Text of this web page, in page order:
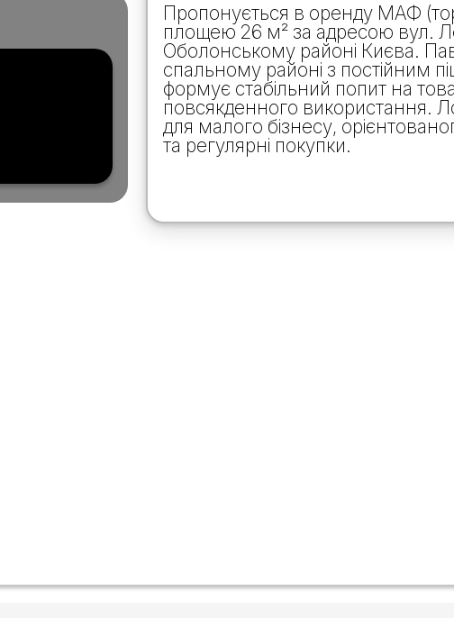
Пропонується в оренду МАФ
площею 26 м² за адресою вул.
Оболонському районі Києва.
спальному районі з постійним
формує стабільний попит на
повсякденного використання.
для малого бізнесу,
та регулярні покупки.